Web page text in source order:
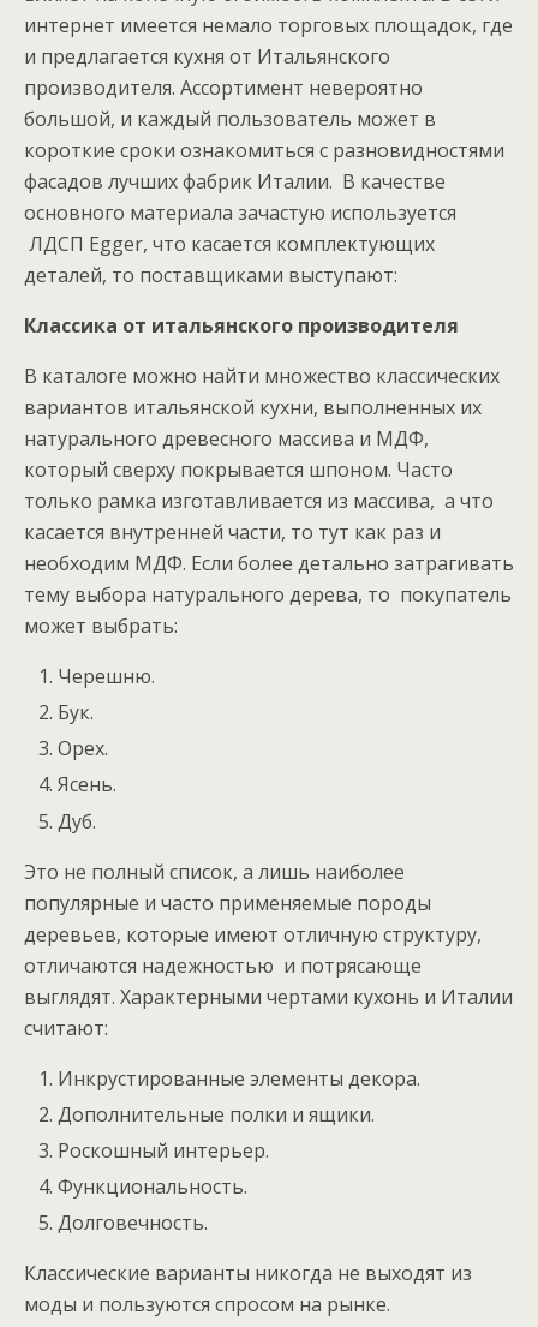
интернет имеется немало торговых площадок, где
и предлагается кухня от Итальянского
производителя. Ассортимент невероятно
большой, и каждый пользователь может в
короткие сроки ознакомиться с разновидностями
фасадов лучших фабрик Италии. В качестве
основного материала зачастую используется
ЛДСП Egger, что касается комплектующих
деталей, то поставщиками выступают:
Классика от итальянского производителя
В каталоге можно найти множество классических
вариантов итальянской кухни, выполненных их
натурального древесного массива и МДФ,
который сверху покрывается шпоном. Часто
только рамка изготавливается из массива, а что
касается внутренней части, то тут как раз и
необходим МДФ. Если более детально затрагивать
тему выбора натурального дерева, то покупатель
может выбрать:
Черешню.
Бук.
Орех.
Ясень.
Дуб.
Это не полный список, а лишь наиболее
популярные и часто применяемые породы
деревьев, которые имеют отличную структуру,
отличаются надежностью и потрясающе
выглядят. Характерными чертами кухонь и Италии
считают:
Инкрустированные элементы декора.
Дополнительные полки и ящики.
Роскошный интерьер.
Функциональность.
Долговечность.
Классические варианты никогда не выходят из
моды и пользуются спросом на рынке.